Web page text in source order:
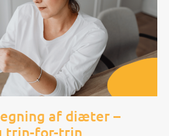
af diæter –